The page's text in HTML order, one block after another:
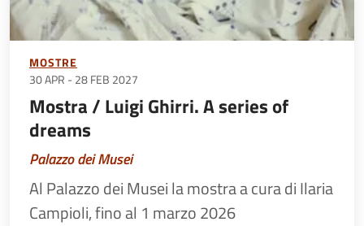
MOSTRE
30 APR - 28 FEB 2027
Mostra / Luigi Ghirri. A series of
dreams
Palazzo dei Musei
Al Palazzo dei Musei la mostra a cura di Ilaria
Campioli, fino al 1 marzo 2026